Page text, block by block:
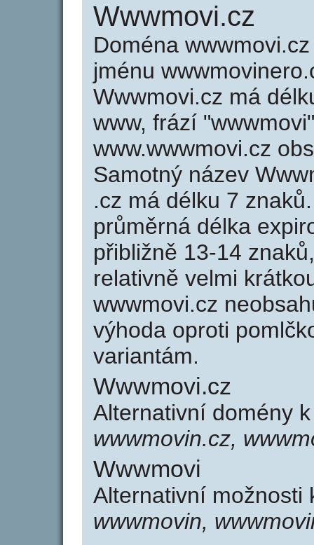
Wwwmovi.cz
Doména
jménu
Wwwmovi.cz má
www, frází
www.wwwmovi.cz
Samotný název
.cz má délku 7
průměrná délka
přibližně 13-14
relativně velmi
wwwmovi.cz
výhoda oproti
variantám.
Wwwmovi.cz
Alternativní domény
wwwmovin.cz,
Wwwmovi
Alternativní možnosti
wwwmovin,